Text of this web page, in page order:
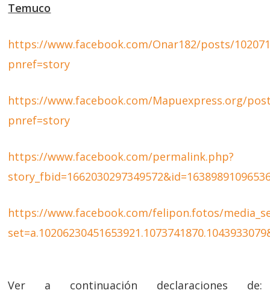
Temuco
https://www.facebook.com/Onar182/posts/
pnref=story
https://www.facebook.com/Mapuexpress.org/
pnref=story
https://www.facebook.com/permalink.php?
https://www.facebook.com/felipon.fotos/
Ver a continuación declaraciones de: